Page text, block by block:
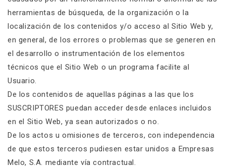
herramientas de búsqueda, de la organización o la
localización de los contenidos y/o acceso al Sitio Web y,
en general, de los errores o problemas que se generen en
el desarrollo o instrumentación de los elementos
técnicos que el Sitio Web o un programa facilite al
Usuario.
De los contenidos de aquellas páginas a las que los
SUSCRIPTORES puedan acceder desde enlaces incluidos
en el Sitio Web, ya sean autorizados o no.
De los actos u omisiones de terceros, con independencia
de que estos terceros pudiesen estar unidos a Empresas
Melo, S.A. mediante vía contractual.